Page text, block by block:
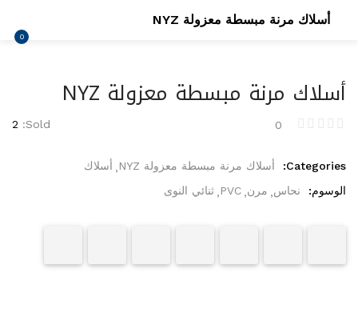
أسلاك مرنة مبسطة معزولة NYZ
0
ACCOUNT أسلاك مرنة مبسطة معزولة NYZ
0
Sold:
2
Categories: أسلاك مرنة مبسطة معزولة NYZ
أسلاك
الوسوم:
نحاس مرن PVC ثنائي النوى